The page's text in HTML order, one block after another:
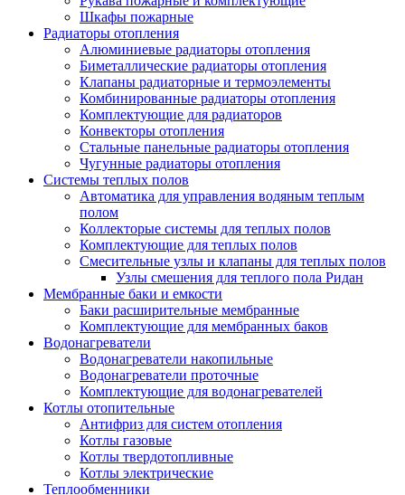
Шкафы пожарные
Радиаторы отопления
Алюминиевые радиаторы отопления
Биметаллические радиаторы отопления
Клапаны радиаторные и термоэлементы
Комбинированные радиаторы отопления
Комплектующие для радиаторов
Конвекторы отопления
Стальные панельные радиаторы отопления
Чугунные радиаторы отопления
Системы теплых полов
Автоматика для управления водяным теплым
полом
Коллекторые системы для теплых полов
Комплектующие для теплых полов
Смесительные узлы и клапаны для теплых полов
Узлы смешения для теплого пола Ридан
Мембранные баки и емкости
Баки расширительные мембранные
Комплектующие для мембранных баков
Водонагреватели
Водонагреватели накопильные
Водонагреватели проточные
Комплектующие для водонагревателей
Котлы отопительные
Антифриз для систем отопления
Котлы газовые
Котлы твердотопливные
Котлы электрические
Теплообменники